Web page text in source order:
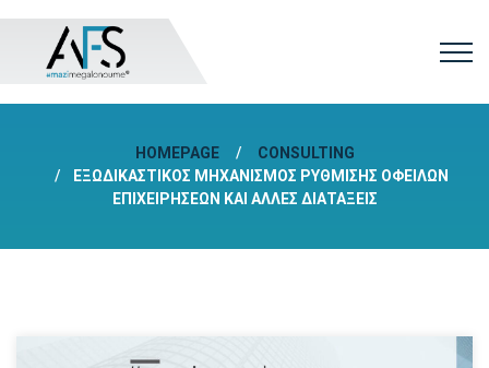
HOMEPAGE
CONSULTING
ΕΞΩΔΙΚΑΣΤΙΚΌΣ ΜΗΧΑΝΙΣΜΌΣ ΡΎΘΜΙΣΗΣ ΟΦΕΙΛΏΝ
ΕΠΙΧΕΙΡΉΣΕΩΝ ΚΑΙ ΆΛΛΕΣ ΔΙΑΤΆΞΕΙΣ